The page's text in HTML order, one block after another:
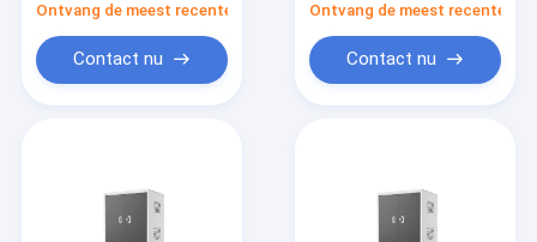
Ontvang de meest recente Prijs
Contact nu
Ontvang de meest recente
Contact nu